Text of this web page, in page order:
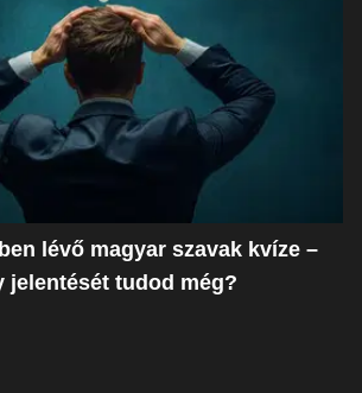
lévő magyar szavak kvíze –
jelentését tudod még?